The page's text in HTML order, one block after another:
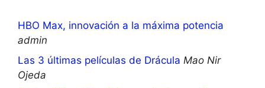
HBO Max, innovación a la máxima potencia
admin
Las 3 últimas películas de Drácula Mao Nir
Ojeda